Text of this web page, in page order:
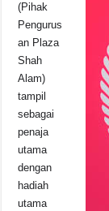
(Pihak
Pengurus
an Plaza
Shah
Alam)
tampil
sebagai
penaja
utama
dengan
hadiah
utama